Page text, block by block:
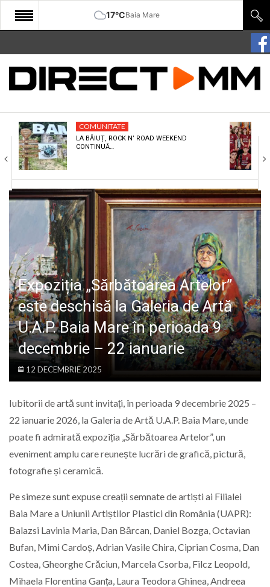
17°CBaia Mare
START
COMUNITATE
CULTURA
ECONOMIE
SANATATE
SPORT
SPECIAL
POLITIC
LIFE
COMUNITATE
LA BĂIUȚ, ROCK N’ ROAD WEEKEND
CONTINUĂ…
Expoziția „Sărbătoarea Artelor”
este deschisă la Galeria de Artă
U.A.P. Baia Mare în perioada 9
decembrie – 22 ianuarie
12 DECEMBRIE 2025
Iubitorii de artă sunt invitați, în perioada 9 decembrie 2025 –
22 ianuarie 2026, la Galeria de Artă U.A.P. Baia Mare, unde
poate fi admirată expoziția „Sărbătoarea Artelor”, un
eveniment amplu care reunește lucrări de grafică, pictură,
fotografie și ceramică.
Pe simeze sunt expuse creații semnate de artiști ai Filialei
Baia Mare a Uniunii Artiștilor Plastici din România (UAPR):
Balazsi Lavinia Maria, Dan Bărcan, Daniel Bozga, Octavian
Bufan, Mimi Cardoș, Adrian Vasile Chira, Ciprian Cosma, Dan
Costea, Gheorghe Crăciun, Marcela Csorba, Filcz Leopold,
Mihaela Florentina Ganța, Laura Teodora Ghinea, Andreea